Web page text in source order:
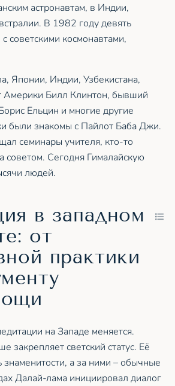
астронавтам, в Индии,
В 1982 году девять
советскими космонавтами,
Японии, Индии, Узбекистана,
Билл Клинтон, бывший
Ельцин и многие другие
были знакомы с Пайлот Баба Джи.
семинары учителя, кто-то
советом. Сегодня Гималайскую
людей.
в западном
от
практики
на Западе меняется.
закрепляет светский статус. Её
знаменитости, а за ними – обычные
Далай-лама инициировал диалог